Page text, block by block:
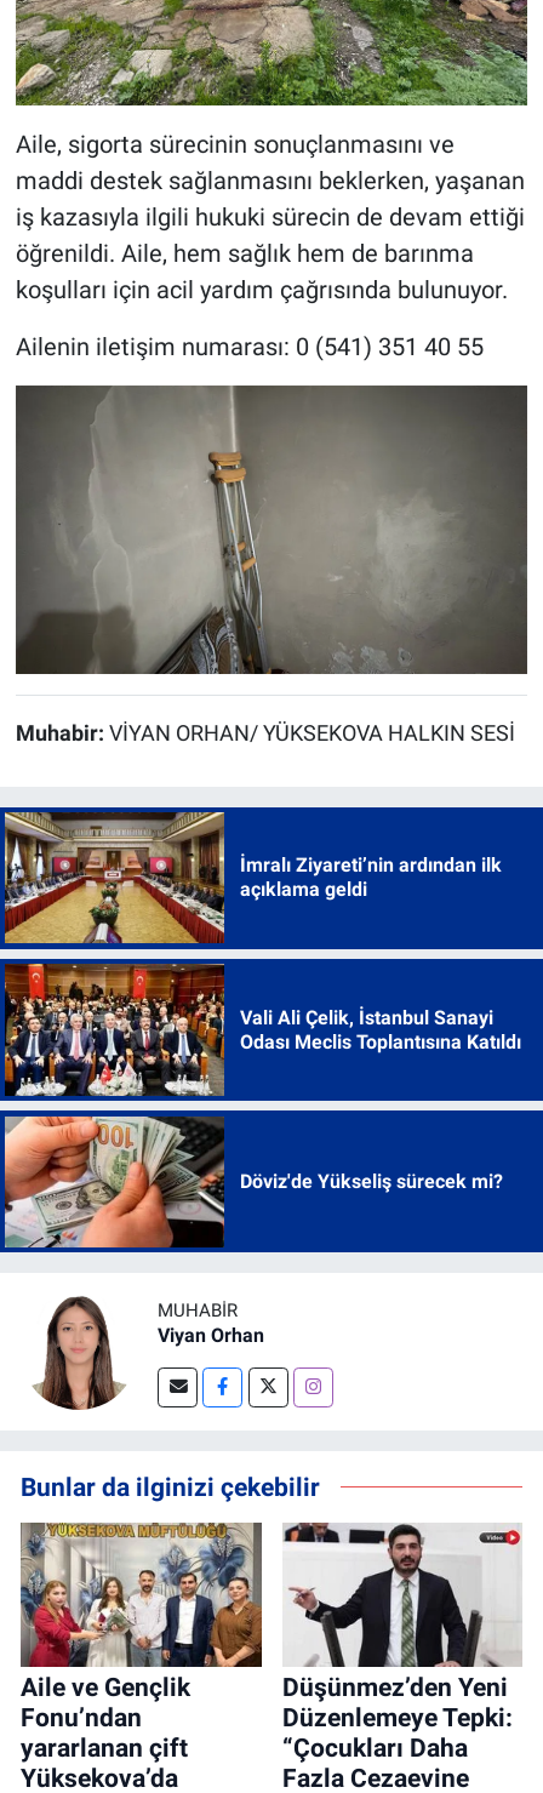
Aile, sigorta sürecinin sonuçlanmasını ve
maddi destek sağlanmasını beklerken, yaşanan
iş kazasıyla ilgili hukuki sürecin de devam ettiği
öğrenildi. Aile, hem sağlık hem de barınma
koşulları için acil yardım çağrısında bulunuyor.
Ailenin iletişim numarası: 0 (541) 351 40 55
Muhabir: VİYAN ORHAN/ YÜKSEKOVA HALKIN SESİ
İmralı Ziyareti’nin ardından ilk
açıklama geldi
Vali Ali Çelik, İstanbul Sanayi
Odası Meclis Toplantısına Katıldı
Döviz'de Yükseliş sürecek mi?
MUHABIR
Viyan Orhan
Bunlar da ilginizi çekebilir
Aile ve Gençlik
Fonu’ndan
yararlanan çift
Yüksekova’da
Düşünmez’den Yeni
Düzenlemeye Tepki:
“Çocukları Daha
Fazla Cezaevine